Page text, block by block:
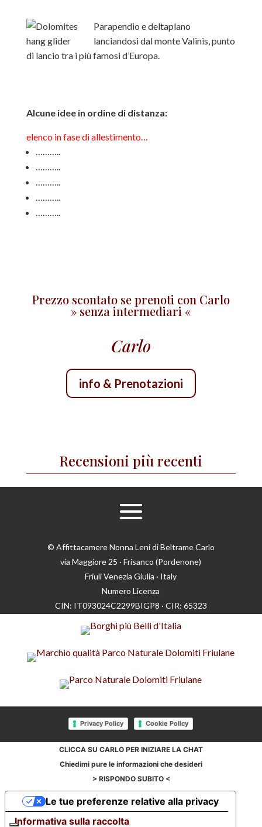
Parapendio e deltaplano
lanciandosi dal monte Valinis, punto
di lancio tra i più famosi d’Europa.
Alcune idee in ordine di distanza:
elenco in fase di allestimento…
………..
………..
………..
………..
………..
Prezzo scontato se prenoti con Carlo
» senza intermediari «
Carlo
info & Prenotazioni
Recensioni più recenti
© Affittacamere Nonna Leni di Beltrame Carlo
via Maggiore 25 · Frisanco (Pordenone)
Friuli Venezia Giulia · Italy
Numero Licenza
CIN: IT093024C2299BIGP8 · CIR: 65323
Privacy Policy Cookie Policy
CLICCA SU CARLO PER INIZIARE LA CHAT
Chiedimi pure le informazioni che desideri
> RISPONDO SUBITO <
Informativa sulla raccolta
Le tue preferenze relative alla privacy